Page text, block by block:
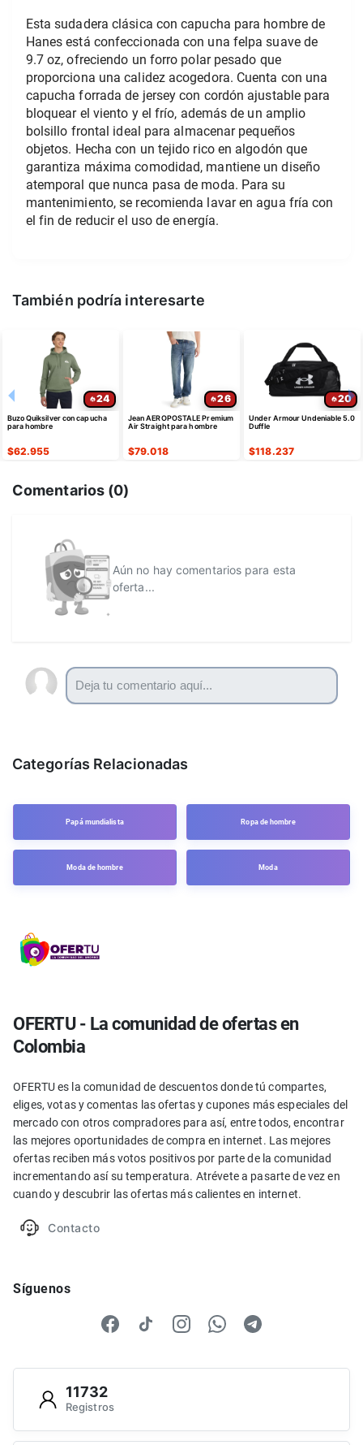
Esta sudadera clásica con capucha para hombre de
Hanes está confeccionada con una felpa suave de
9.7 oz, ofreciendo un forro polar pesado que
proporciona una calidez acogedora. Cuenta con una
capucha forrada de jersey con cordón ajustable para
bloquear el viento y el frío, además de un amplio
bolsillo frontal ideal para almacenar pequeños
objetos. Hecha con un tejido rico en algodón que
garantiza máxima comodidad, mantiene un diseño
atemporal que nunca pasa de moda. Para su
mantenimiento, se recomienda lavar en agua fría con
el fin de reducir el uso de energía.
También podría interesarte
24
Buzo Quiksilver con capucha
para hombre
$62.955
26
Jean AEROPOSTALE Premium
Air Straight para hombre
$79.018
20
Under Armour Undeniable 5.0
Duffle
$118.237
Comentarios (0)
Aún no hay comentarios para esta
oferta...
Categorías Relacionadas
Papá mundialista Ropa de hombre
Moda de hombre Moda
OFERTU - La comunidad de ofertas en
Colombia
OFERTU es la comunidad de descuentos donde tú compartes,
eliges, votas y comentas las ofertas y cupones más especiales del
mercado con otros compradores para así, entre todos, encontrar
las mejores oportunidades de compra en internet. Las mejores
ofertas reciben más votos positivos por parte de la comunidad
incrementando así su temperatura. Atrévete a pasarte de vez en
cuando y descubrir las ofertas más calientes en internet.
Contacto
Síguenos
11732
Registros